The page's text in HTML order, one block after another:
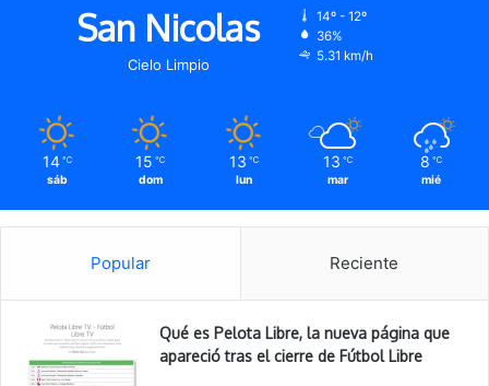
San Nicolas
Cielo Limpio
14º - 12º
36%
5.31 km/h
14 ℃
sáb
15 ℃
dom
13 ℃
lun
13 ℃
mar
8 ℃
mié
Popular Reciente
Qué es Pelota Libre, la nueva página que
apareció tras el cierre de Fútbol Libre